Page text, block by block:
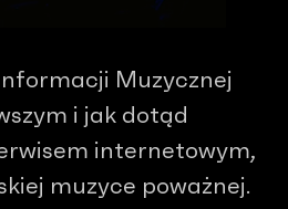
Muzycznej
i jak dotąd
internetowym,
muzyce poważnej.